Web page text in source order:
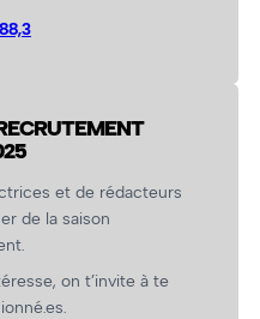
et de rédacteurs
de la saison
on t’invite à te